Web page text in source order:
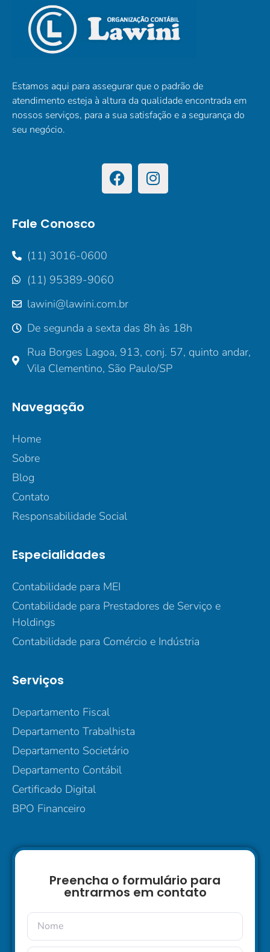
Estamos aqui para assegurar que o padrão de
atendimento esteja à altura da qualidade encontrada em
nossos serviços, para a sua satisfação e a segurança do
seu negócio.
Fale Conosco
(11) 3016-0600
(11) 95389-9060
lawini@lawini.com.br
De segunda a sexta das 8h às 18h
Rua Borges Lagoa, 913, conj. 57, quinto andar,
Vila Clementino, São Paulo/SP
Navegação
Home
Sobre
Blog
Contato
Responsabilidade Social
Especialidades
Contabilidade para MEI
Contabilidade para Prestadores de Serviço e
Holdings
Contabilidade para Comércio e Indústria
Serviços
Departamento Fiscal
Departamento Trabalhista
Departamento Societário
Departamento Contábil
Certificado Digital
BPO Financeiro
Preencha o formulário para
entrarmos em contato